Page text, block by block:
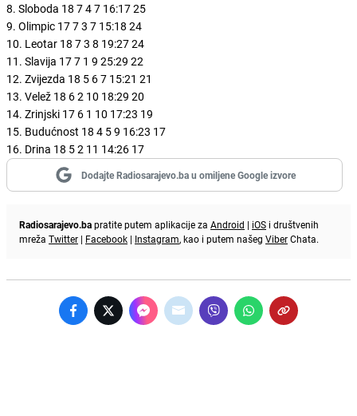
8. Sloboda 18 7 4 7 16:17 25
9. Olimpic 17 7 3 7 15:18 24
10. Leotar 18 7 3 8 19:27 24
11. Slavija 17 7 1 9 25:29 22
12. Zvijezda 18 5 6 7 15:21 21
13. Velež 18 6 2 10 18:29 20
14. Zrinjski 17 6 1 10 17:23 19
15. Budućnost 18 4 5 9 16:23 17
16. Drina 18 5 2 11 14:26 17
Dodajte Radiosarajevo.ba u omiljene Google izvore
Radiosarajevo.bapratite putem aplikacije za Android | iOS i društvenih
mreža Twitter | Facebook | Instagram, kao i putem našeg ViberChata.